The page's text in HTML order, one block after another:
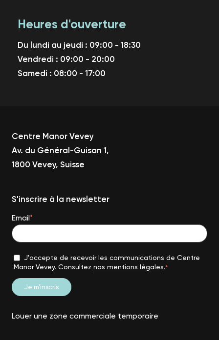
Heures d'ouverture
Du lundi au jeudi : 09:00 - 18:30
Vendredi : 09:00 - 20:00
Samedi : 08:00 - 17:00
Centre Manor Vevey
Av. du Général-Guisan 1,
1800 Vevey, Suisse
S'inscrire à la newsletter
Email*
J'accepte de recevoir les communications de Centre
Manor Vevey. Consultez nos mentions légales.*
Louer une zone commerciale temporaire